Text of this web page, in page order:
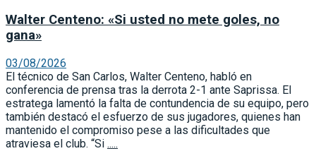
Walter Centeno: «Si usted no mete goles, no
gana»
03/08/2026
El técnico de San Carlos, Walter Centeno, habló en
conferencia de prensa tras la derrota 2-1 ante Saprissa. El
estratega lamentó la falta de contundencia de su equipo, pero
también destacó el esfuerzo de sus jugadores, quienes han
mantenido el compromiso pese a las dificultades que
atraviesa el club. “Si .....